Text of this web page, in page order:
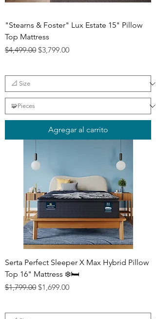
"Stearns & Foster" Lux Estate 15" Pillow
Top Mattress
Precio
$4,499.00 Precio de oferta
$3,799.00
Agregar al carrito
Serta Perfect Sleeper X Max Hybrid Pillow
Top 16" Mattress ❄️🛏️
Precio
$1,799.00 Precio de oferta
$1,699.00